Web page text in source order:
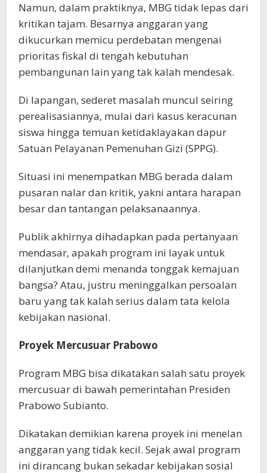
Namun, dalam praktiknya, MBG tidak lepas dari
kritikan tajam. Besarnya anggaran yang
dikucurkan memicu perdebatan mengenai
prioritas fiskal di tengah kebutuhan
pembangunan lain yang tak kalah mendesak.
Di lapangan, sederet masalah muncul seiring
perealisasiannya, mulai dari kasus keracunan
siswa hingga temuan ketidaklayakan dapur
Satuan Pelayanan Pemenuhan Gizi (SPPG).
Situasi ini menempatkan MBG berada dalam
pusaran nalar dan kritik, yakni antara harapan
besar dan tantangan pelaksanaannya.
Publik akhirnya dihadapkan pada pertanyaan
mendasar, apakah program ini layak untuk
dilanjutkan demi menanda tonggak kemajuan
bangsa? Atau, justru meninggalkan persoalan
baru yang tak kalah serius dalam tata kelola
kebijakan nasional.
Proyek Mercusuar Prabowo
Program MBG bisa dikatakan salah satu proyek
mercusuar di bawah pemerintahan Presiden
Prabowo Subianto.
Dikatakan demikian karena proyek ini menelan
anggaran yang tidak kecil. Sejak awal program
ini dirancang bukan sekadar kebijakan sosial